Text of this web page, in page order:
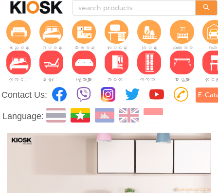
ဧည့်ခန်း အိပ်ခန်း မီးဖိုခန်း လုပ်ငန်းခွင် ခြံဝန်း ကလေးအခန်း ဂိုဒ
ကုတင်များ နိမ့်/မြင့်ချိန်ညှိနိုင်သော ကုတင်များ မွေ့ယာများ အဝတ်အစားဗီဒိုများ ကက်ဘိနက်ဗီဒိုများ စားပွဲများ
Contact Us: E-
Language: